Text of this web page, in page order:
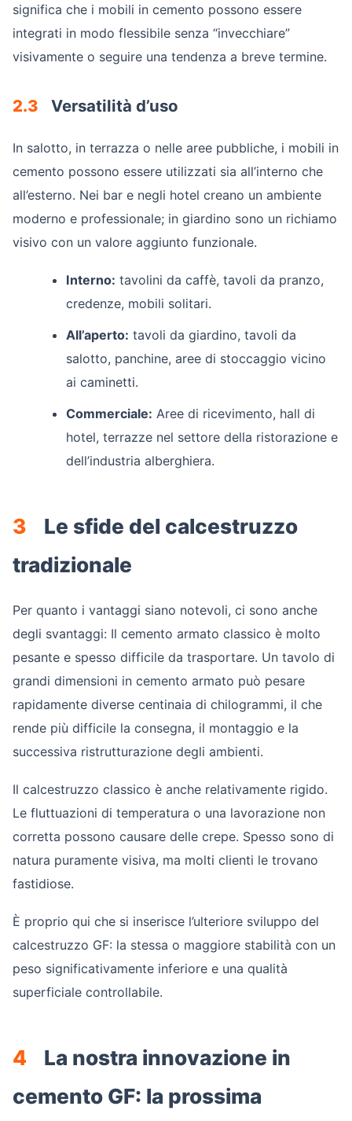
significa che i mobili in cemento possono essere
integrati in modo flessibile senza “invecchiare”
visivamente o seguire una tendenza a breve termine.
2.3 Versatilità d’uso
In salotto, in terrazza o nelle aree pubbliche, i mobili in
cemento possono essere utilizzati sia all’interno che
all’esterno. Nei bar e negli hotel creano un ambiente
moderno e professionale; in giardino sono un richiamo
visivo con un valore aggiunto funzionale.
Interno: tavolini da caffè, tavoli da pranzo,
credenze, mobili solitari.
All’aperto: tavoli da giardino, tavoli da
salotto, panchine, aree di stoccaggio vicino
ai caminetti.
Commerciale: Aree di ricevimento, hall di
hotel, terrazze nel settore della ristorazione e
dell’industria alberghiera.
3
Le sfide del calcestruzzo
tradizionale
Per quanto i vantaggi siano notevoli, ci sono anche
degli svantaggi: Il cemento armato classico è molto
pesante e spesso difficile da trasportare. Un tavolo di
grandi dimensioni in cemento armato può pesare
rapidamente diverse centinaia di chilogrammi, il che
rende più difficile la consegna, il montaggio e la
successiva ristrutturazione degli ambienti.
Il calcestruzzo classico è anche relativamente rigido.
Le fluttuazioni di temperatura o una lavorazione non
corretta possono causare delle crepe. Spesso sono di
natura puramente visiva, ma molti clienti le trovano
fastidiose.
È proprio qui che si inserisce l’ulteriore sviluppo del
calcestruzzo GF: la stessa o maggiore stabilità con un
peso significativamente inferiore e una qualità
superficiale controllabile.
4
La nostra innovazione in
cemento GF: la prossima